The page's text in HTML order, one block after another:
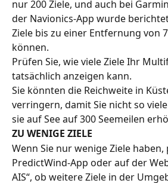
nur 200 Ziele, und auch bei
der Navionics-App wurde
Ziele bis zu einer Entfernung von
können.
Prüfen Sie, wie viele Ziele Ihr
tatsächlich anzeigen kann.
Sie könnten die Reichweite in
verringern, damit Sie nicht so
sie auf See auf 300 Seemeilen
ZU WENIGE ZIELE
Wenn Sie nur wenige Ziele
PredictWind-App oder auf der
AIS“, ob weitere Ziele in der